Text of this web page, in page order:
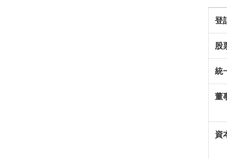
登
股
統
董
資